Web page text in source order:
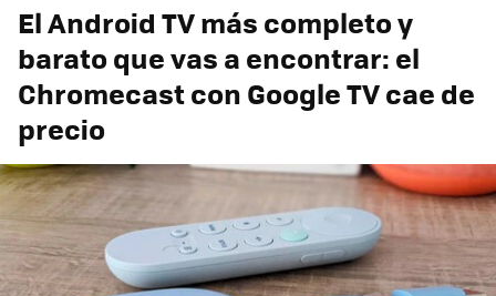
El Android TV más completo y
barato que vas a encontrar: el
Chromecast con Google TV cae de
precio